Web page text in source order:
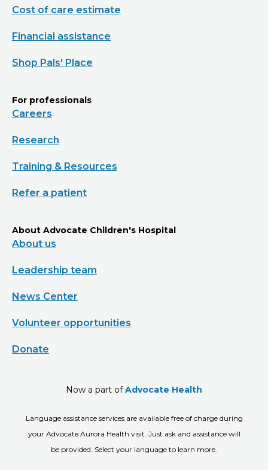
Cost of care estimate
Financial assistance
Shop Pals' Place
For professionals
Careers
Research
Training & Resources
Refer a patient
About Advocate Children's Hospital
About us
Leadership team
News Center
Volunteer opportunities
Donate
Now a part ofAdvocate Health
Language assistance services are available free of charge during
your Advocate Aurora Health visit. Just ask and assistance will
be provided. Select your language to learn more.